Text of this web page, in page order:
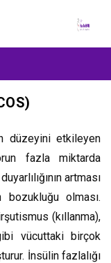
düzeyini etkileyen
fazla miktarda
artması
olması.
(kıllanma),
vücuttaki birçok
İnsülin fazlalığı